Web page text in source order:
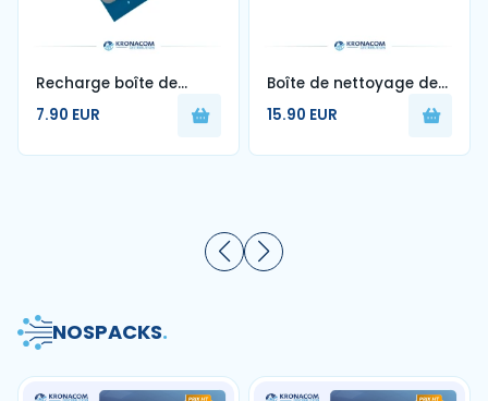
Recharge boîte de
nettoyage de fibre
optique
7.90 EUR
Boîte de nettoyage de
fibre optique
15.90 EUR
NOSPACKS.